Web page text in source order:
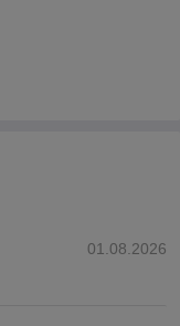
01.08.2026